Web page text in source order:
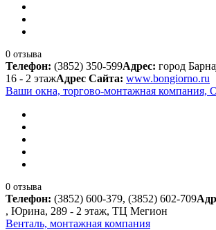
0 отзыва
Телефон: (3852) 350-599Адрес: город
16 - 2 этажАдрес Сайта: www.bongiorno.ru
Ваши окна, торгово-монтажная
0 отзыва
Телефон: (3852) 600-379, (3852) 602-709
, Юрина, 289 - 2 этаж, ТЦ Мегион
Венталь, монтажная компания